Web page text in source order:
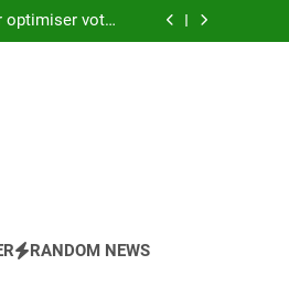
votre
confort en 2025
chambre ?
RANDOM NEWS